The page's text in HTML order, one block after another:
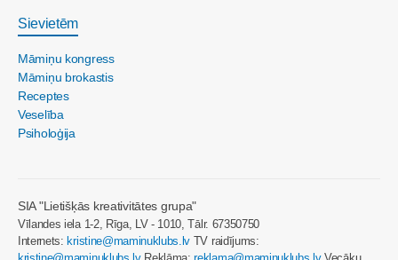
Sievietēm
Māmiņu kongress
Māmiņu brokastis
Receptes
Veselība
Psiholoģija
SIA "Lietišķās kreativitātes grupa"
Vīlandes iela 1-2, Rīga, LV - 1010, Tālr. 67350750
Internets: kristine@maminuklubs.lv TV raidījums: